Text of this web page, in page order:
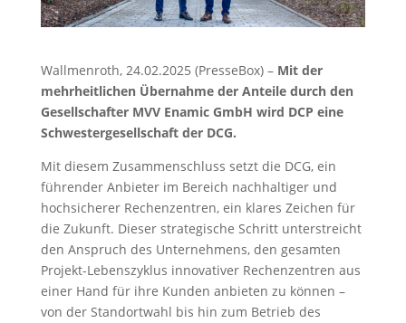
Wallmenroth, 24.02.2025 (PresseBox) – Mit der
mehrheitlichen Übernahme der Anteile durch den
Gesellschafter MVV Enamic GmbH wird DCP eine
Schwestergesellschaft der DCG.
Mit diesem Zusammenschluss setzt die DCG, ein
führender Anbieter im Bereich nachhaltiger und
hochsicherer Rechenzentren, ein klares Zeichen für
die Zukunft. Dieser strategische Schritt unterstreicht
den Anspruch des Unternehmens, den gesamten
Projekt-Lebenszyklus innovativer Rechenzentren aus
einer Hand für ihre Kunden anbieten zu können –
von der Standortwahl bis hin zum Betrieb des